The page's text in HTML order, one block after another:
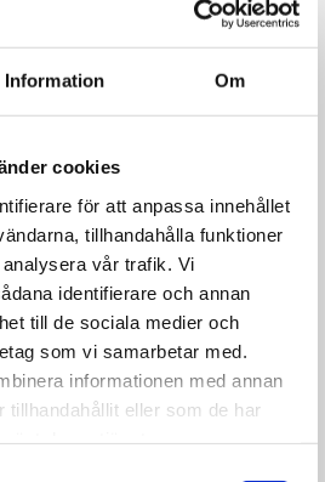
Information Om
cookies
för att anpassa innehållet
tillhandahålla funktioner
vår trafik. Vi
identifierare och annan
till de sociala medier och
som vi samarbetar med.
informationen med annan
tillhandahållit eller som de har